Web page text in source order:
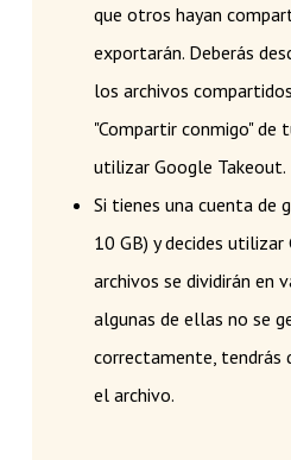
que otros hayan
exportarán. Deberás
los archivos
"Compartir conmigo" de
utilizar Google Takeout.
Si tienes una cuenta de
10 GB) y decides
archivos se dividirán en
algunas de ellas no se
correctamente, tendrás
el archivo.